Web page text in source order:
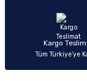
Kargo
Tüm Türkiye’ye